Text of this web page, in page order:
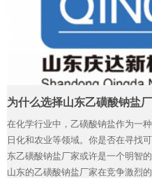
为什么选择山东乙磺酸钠盐
在化学行业中，乙磺酸钠盐作为一
日化和农业等领域。你是否在寻找
东乙磺酸钠盐厂家或许是一个明智
山东的乙磺酸钠盐厂家在竞争激烈